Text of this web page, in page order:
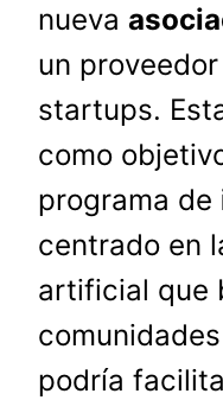
nueva
un
startups.
como
programa de
centrado en
artificial que
podría